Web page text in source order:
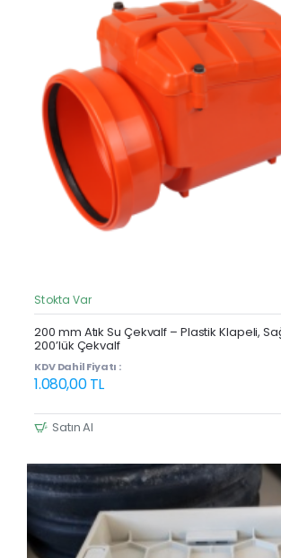
Stokta Var
200 mm Atık Su Çekvalf – Plastik Klapeli,
200’lük Çekvalf
KDV Dahil Fiyatı :
1.080,00 TL
Satın Al